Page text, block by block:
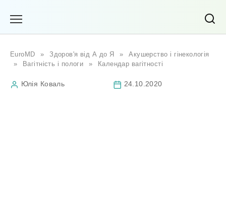
EuroMD » Здоров'я від А до Я »
Акушерство і гінекологія
»
Вагітність і пологи » Календар вагітності
Юлія Коваль 24.10.2020